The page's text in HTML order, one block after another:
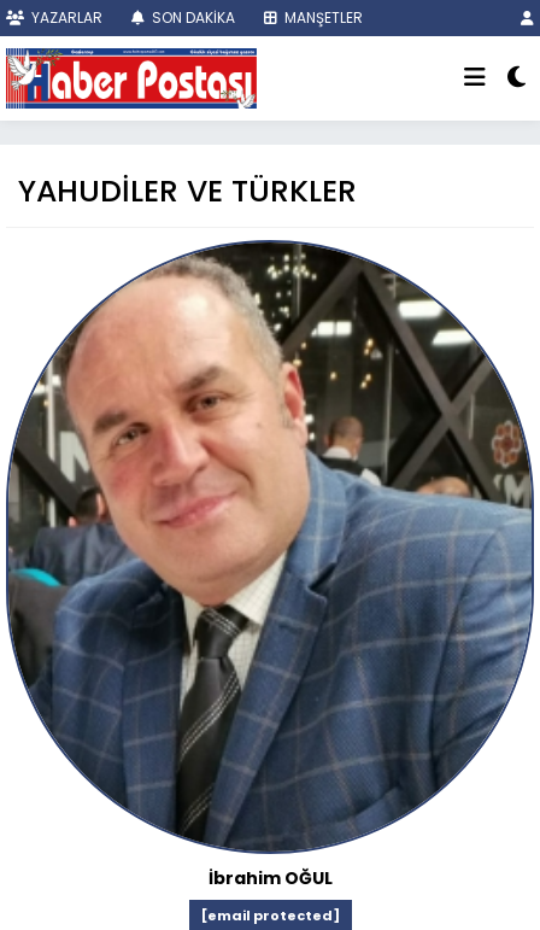
YAZARLAR SON DAKİKA MANŞETLER
YAHUDİLER VE TÜRKLER
İbrahim OĞUL
[email protected]